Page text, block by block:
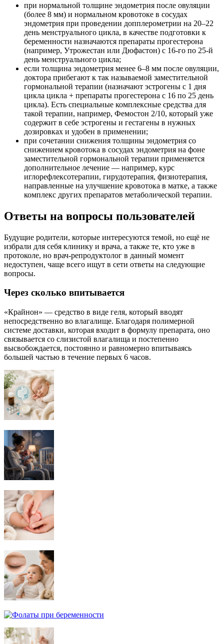
при нормальной толщине эндометрия после овуляции
(более 8 мм) и нормальном кровотоке в сосудах
эндометрия при проведении допплерометрии на 20–22
день менструального цикла, в качестве подготовки к
беременности назначаются препараты прогестерона
(например, Утрожестан или Дюфастон) с 16-го по 25-й
день менструального цикла;
если толщина эндометрия менее 6–8 мм после овуляции,
доктора прибегают к так называемой заместительной
гормональной терапии (назначают эстрогены с 1 дня
цикла цикла + препараты прогестерона с 16 по 25 день
цикла). Есть специальные комплексные средства для
такой терапии, например, Фемостон 2/10, который уже
содержит в себе эстрогены и гестагены в нужных
дозировках и удобен в применении;
при сочетании снижения толщины эндометрия со
снижением кровотока в сосудах эндометрия на фоне
заместительной гормональной терапии применяется
дополнительное лечение — например, курс
иглорефлексотерапии, гирудотерапия, физиотерапия,
направленные на улучшение кровотока в матке, а также
комплекс других препаратов метаболической терапии.
Ответы на вопросы пользователей
Будущие родители, которые интересуются темой, но ещё не
избрали для себя клинику и врача, а также те, кто уже в
протоколе, но врач-репродуктолог в данный момент
недоступен, чаще всего ищут в сети ответы на следующие
вопросы.
Через сколько впитывается
«Крайнон» — средство в виде геля, который вводят
непосредственно во влагалище. Благодаря полимерной
системе доставки, которая входит в формулу препарата, оно
связывается со слизистой влагалища и постепенно
высвобождается, постоянно и равномерно впитываясь
большей частью в течение первых 6 часов.